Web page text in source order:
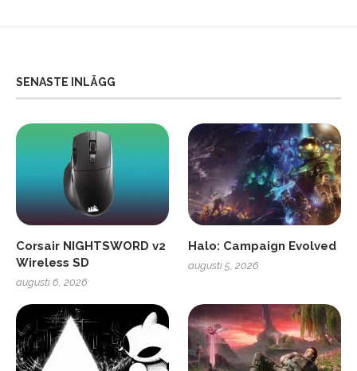
SENASTE INLÄGG
Corsair NIGHTSWORD v2
Wireless SD
augusti 6, 2026
Halo: Campaign Evolved
augusti 5, 2026